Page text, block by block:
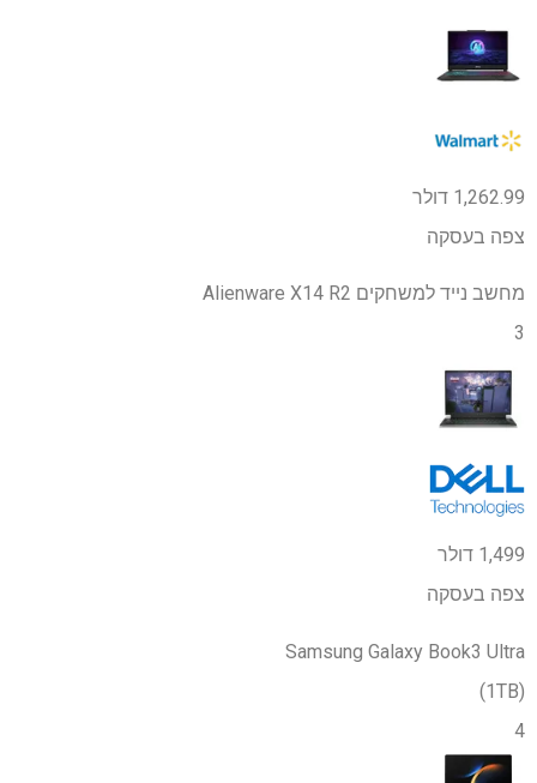
1,262.99 דולר
צפה בעסקה
מחשב נייד למשחקים Alienware X14 R2
3
1,499 דולר
צפה בעסקה
Samsung Galaxy Book3 Ultra
(1TB)
4